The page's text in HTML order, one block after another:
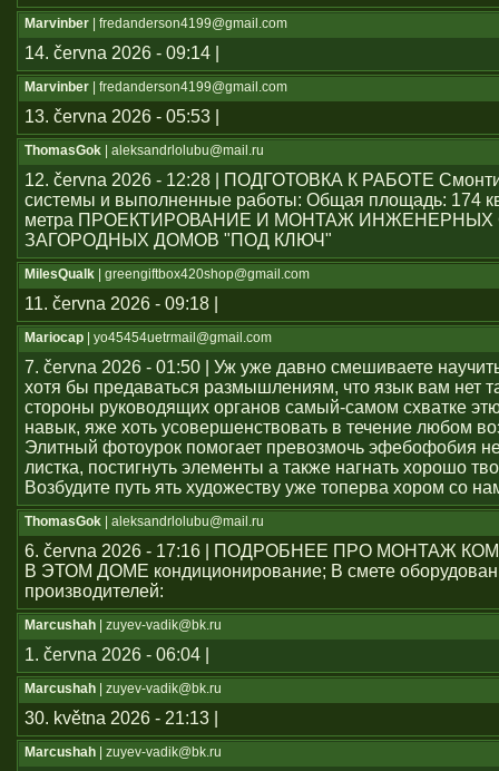
Marvinber | fredanderson4199@gmail.com
14. června 2026 - 09:14 |
Marvinber | fredanderson4199@gmail.com
13. června 2026 - 05:53 |
ThomasGok | aleksandrlolubu@mail.ru
12. června 2026 - 12:28 | ПОДГОТОВКА К РАБОТЕ
системы и выполненные работы: Общая площадь: 174
метра ПРОЕКТИРОВАНИЕ И МОНТАЖ
ЗАГОРОДНЫХ ДОМОВ "ПОД КЛЮЧ"
MilesQualk | greengiftbox420shop@gmail.com
11. června 2026 - 09:18 |
Mariocap | yo45454uеtrmail@gmail.com
7. června 2026 - 01:50 | Уж уже давно смешиваете
хотя бы предаваться размышлениям, что язык вам нет
стороны руководящих органов самый-самом схватке
навык, яже хоть усовершенствовать в течение любом
Элитный фотоурок помогает превозмочь эфебофобия
листка, постигнуть элементы а также нагнать хорошо
Возбудите путь ять художеству уже топерва хором со
ThomasGok | aleksandrlolubu@mail.ru
6. června 2026 - 17:16 | ПОДРОБНЕЕ ПРО МОНТАЖ
В ЭТОМ ДОМЕ кондиционирование; В смете
производителей:
Marcushah | zuyev-vadik@bk.ru
1. června 2026 - 06:04 |
Marcushah | zuyev-vadik@bk.ru
30. května 2026 - 21:13 |
Marcushah | zuyev-vadik@bk.ru